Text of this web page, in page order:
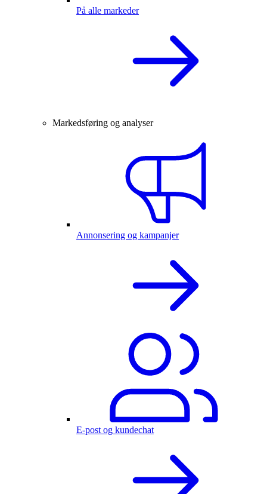
På alle markeder
Markedsføring og analyser
Annonsering og kampanjer
E-post og kundechat